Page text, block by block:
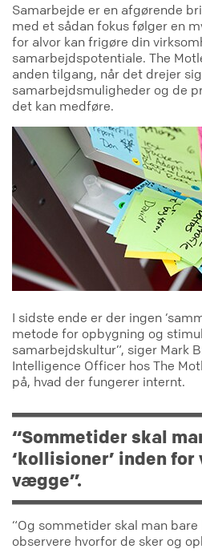
Samarbejde er en afgørende
med et sådan fokus følger en
for alvor kan frigøre din
samarbejdspotentiale. The
anden tilgang, når det drejer
samarbejdsmuligheder og de
det kan medføre.
I sidste ende er der ingen
metode for opbygning og
samarbejdskultur”, siger Mark
Intelligence Officer hos The
på, hvad der fungerer internt.
“Sommetider skal
‘kollisioner’ inden
vægge”.
“Og sommetider skal man
observere hvorfor de sker og